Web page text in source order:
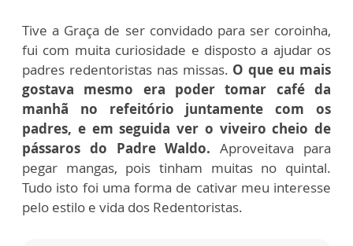
Tive a Graça de ser convidado para ser coroinha,
fui com muita curiosidade e disposto a ajudar os
padres redentoristas nas missas. O que eu mais
gostava mesmo era poder tomar café da
manhã no refeitório juntamente com os
padres, e em seguida ver o viveiro cheio de
pássaros do Padre Waldo. Aproveitava para
pegar mangas, pois tinham muitas no quintal.
Tudo isto foi uma forma de cativar meu interesse
pelo estilo e vida dos Redentoristas.